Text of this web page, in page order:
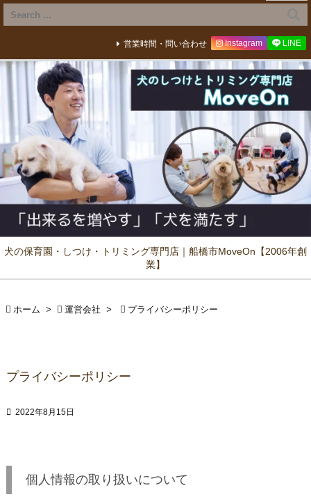
犬の保育園・しつけ・トリミング専門店｜船橋市MoveOn【2006年創
業】
営業時間・問い合わせ Instagram LINE
 ホーム >  運営会社 >  プライバシーポリシー
プライバシーポリシー
 2022年8月15日
個人情報の取り扱いについて